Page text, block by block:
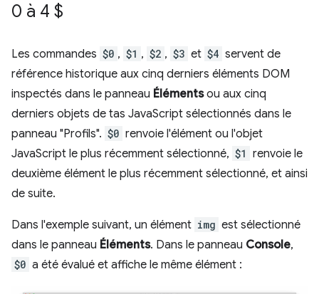
0 à 4 $
Les commandes $0 , $1 , $2 , $3 et $4 servent de
référence historique aux cinq derniers éléments DOM
inspectés dans le panneau Élémentsou aux cinq
derniers objets de tas JavaScript sélectionnés dans le
panneau "Profils". $0 renvoie l'élément ou l'objet
JavaScript le plus récemment sélectionné, $1 renvoie le
deuxième élément le plus récemment sélectionné, et ainsi
de suite.
Dans l'exemple suivant, un élément img est sélectionné
dans le panneau Éléments. Dans le panneau Console,
$0 a été évalué et affiche le même élément :